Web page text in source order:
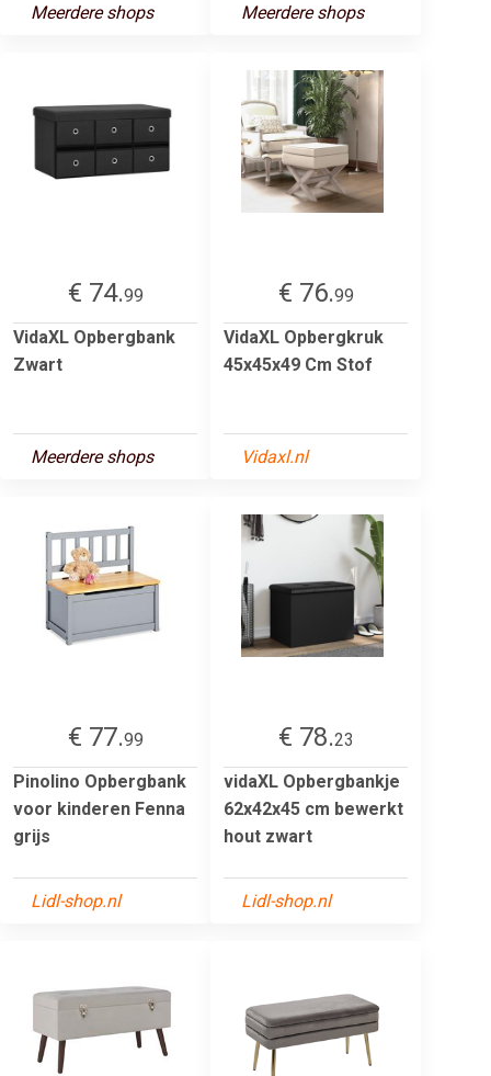
Meerdere shops
Meerdere shops
€ 74.99
VidaXL Opbergbank
Zwart
Meerdere shops
€ 76.99
VidaXL Opbergkruk
45x45x49 Cm Stof
Vidaxl.nl
€ 77.99
Pinolino Opbergbank
voor kinderen Fenna
grijs
Lidl-shop.nl
€ 78.23
vidaXL Opbergbankje
62x42x45 cm bewerkt
hout zwart
Lidl-shop.nl